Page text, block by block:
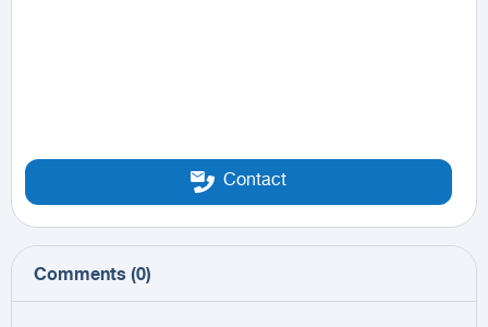
Contact
Comments (0)